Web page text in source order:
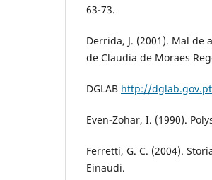
63-73.
Derrida, J. (2001). Mal
de Claudia de Moraes
DGLAB http://
Even-Zohar, I. (1990).
Ferretti, G. C. (2004).
Einaudi.